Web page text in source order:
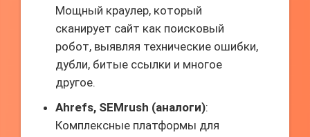
Мощный краулер, который
сканирует сайт как поисковый
робот, выявляя технические ошибки,
дубли, битые ссылки и многое
другое.
Ahrefs, SEMrush (аналоги):
Комплексные платформы для